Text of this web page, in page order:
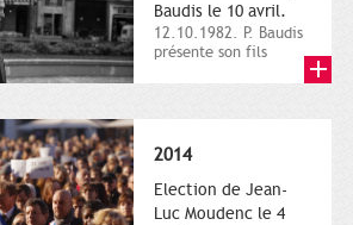
Baudis le 10 avril.
12.10.1982. P. Baudis
présente son fils
2014
Election de Jean-
Luc Moudenc le 4